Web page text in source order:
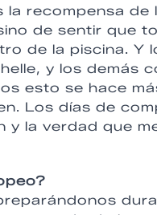
recompensa
de sentir que
de la piscina. Y
y los demás
esto se hace
Los días de
la verdad que